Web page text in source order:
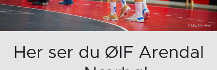
Her ser du ØIF Arendal